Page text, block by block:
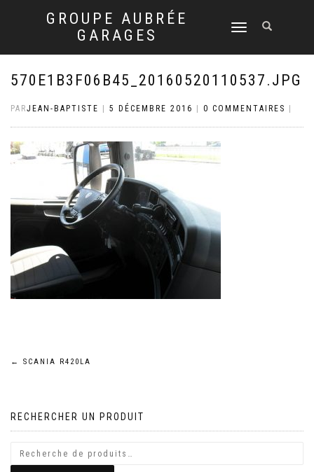
GROUPE AUBRÉE
GARAGES
DÉPLIER
NAVIGATION
570E1B3F06B45_20160520110537.JPG
PARJEAN-BAPTISTE 5 DÉCEMBRE 2016 0 COMMENTAIRES
Navigation
l’article
← SCANIA R420LA
RECHERCHER UN PRODUIT